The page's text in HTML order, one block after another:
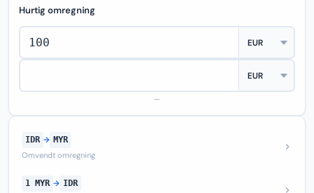
Hurtig omregning
—
IDR → MYR
Omvendt omregning
1 MYR → IDR